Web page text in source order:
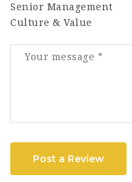
Senior Management
Culture & Value
Post a Review